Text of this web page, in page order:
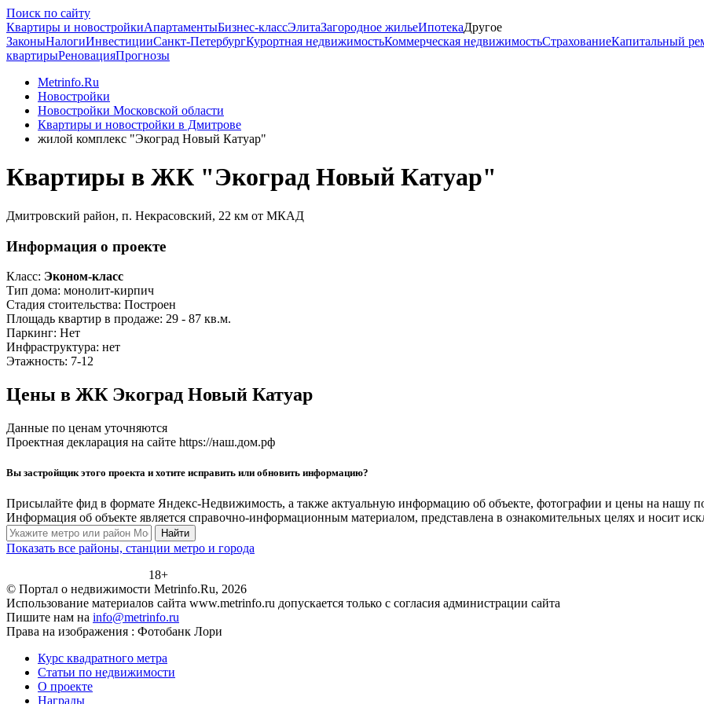
Поиск по сайту
Квартиры и новостройкиАпартаментыБизнес-классЭлитаЗагородное жильеИпотекаДругое
ЗаконыНалогиИнвестицииСанкт-ПетербургКурортная недвижимостьКоммерческая недвижимостьСтрахованиеКапитальный
квартирыРеновацияПрогнозы
Metrinfo.Ru
Новостройки
Новостройки Московской области
Квартиры и новостройки в Дмитрове
жилой комплекс "Экоград Новый Катуар"
Квартиры в ЖК "Экоград Новый Катуар"
Дмитровский район, п. Некрасовский, 22 км от МКАД
Информация о проекте
Класс: Эконом-класс
Тип дома: монолит-кирпич
Стадия стоительства: Построен
Площадь квартир в продаже: 29 - 87 кв.м.
Паркинг: Нет
Инфраструктура: нет
Этажность: 7-12
Цены в ЖК Экоград Новый Катуар
Данные по ценам уточняются
Проектная декларация на сайте https://наш.дом.рф
Вы застройщик этого проекта и хотите исправить или обновить информацию?
Присылайте фид в формате Яндекс-Недвижимость, а также актуальную информацию об объекте, фотографии и цены на нашу
Информация об объекте является справочно-информационным материалом, представлена в ознакомительных целях и носит
Найти
Показать все районы, станции метро и города
18+
© Портал о недвижимости Metrinfo.Ru, 2026
Использование материалов сайта www.metrinfo.ru допускается только с согласия администрации сайта
Пишите нам на info@metrinfo.ru
Права на изображения : Фотобанк Лори
Курс квадратного метра
Статьи по недвижимости
О проекте
Награды